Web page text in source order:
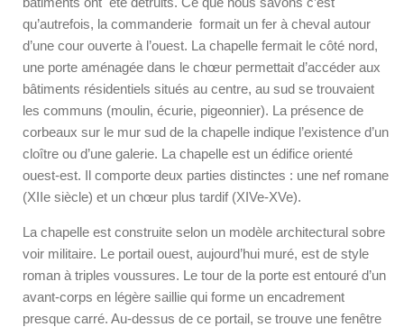
qu’autrefois, la commanderie formait un fer à cheval autour
d’une cour ouverte à l’ouest. La chapelle fermait le côté nord,
une porte aménagée dans le chœur permettait d’accéder aux
bâtiments résidentiels situés au centre, au sud se trouvaient
les communs (moulin, écurie, pigeonnier). La présence de
corbeaux sur le mur sud de la chapelle indique l’existence d’un
cloître ou d’une galerie. La chapelle est un édifice orienté
ouest-est. Il comporte deux parties distinctes : une nef romane
(XIIe siècle) et un chœur plus tardif (XIVe-XVe).
La chapelle est construite selon un modèle architectural sobre
voir militaire. Le portail ouest, aujourd’hui muré, est de style
roman à triples voussures. Le tour de la porte est entouré d’un
avant-corps en légère saillie qui forme un encadrement
presque carré. Au-dessus de ce portail, se trouve une fenêtre